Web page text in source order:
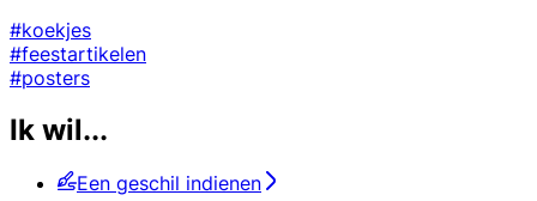
#koekjes
#feestartikelen
#posters
Ik wil...
Een geschil indienen